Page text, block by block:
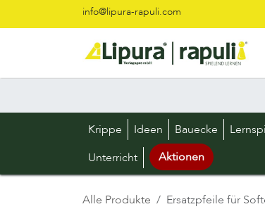
Zum Inhalt springeninfo@lipura-rapuli.com
Krippe Ideen Bauecke
Unterricht
Aktionen
Alle Produkte Ersatzpfeile für